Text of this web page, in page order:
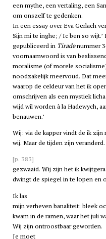
een mythe, een vertaling, een
om onszelf te gedenken.
In een essay over Eva Gerlach
Sijn mi te inghe; / Ic ben so
gepubliceerd in Tiradenummer
voornaamwoord is van
moralisme (of morele
noodzakelijk meervoud. Dat
waarop de celdeur van het ik
omschrijven als een mystiek
wijd wil worden à la Hadewych,
benauwen.’
Wij: via de kapper vindt de ik
wij. Maar de tijden zijn
[p. 383]
gezwaaid. Wij zijn het ik
dwingt de spiegel in te lopen en
Ik las
mijn verheven banaliteit: bleek
kwam in de ramen, waar het juli
Wij zijn ontroostbaar geworden.
Je moet